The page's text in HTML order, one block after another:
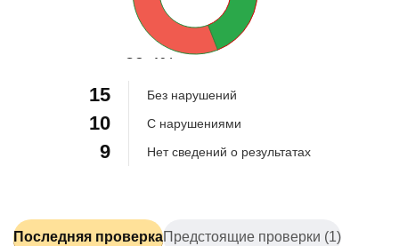
29.4%
15
10
9
Без нарушений
С нарушениями
Нет сведений о результатах
Последняя проверкаПредстоящие проверки (1)